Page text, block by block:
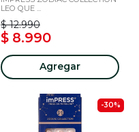
LEO QUE ...
$ 12.990
$ 8.990
Agregar
-30%